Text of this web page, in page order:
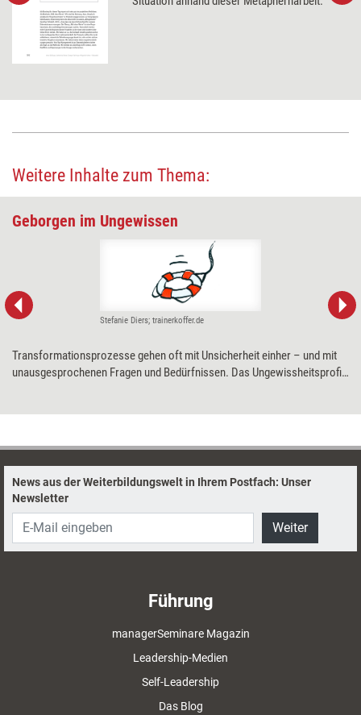
Weitere Inhalte zum Thema:
Geborgen im Ungewissen
Stefanie Diers; trainerkoffer.de
Transformationsprozesse gehen oft mit Unsicherheit einher – und mit
unausgesprochenen Fragen und Bedürfnissen. Das Ungewissheitsprofil
News aus der Weiterbildungswelt in Ihrem Postfach: Unser
Newsletter
Weiter
Führung
managerSeminare Magazin
Leadership-Medien
Self-Leadership
Das Blog